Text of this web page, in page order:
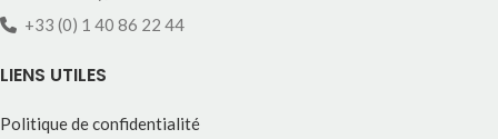
+33 (0) 1 40 86 22 44
LIENS UTILES
Politique de confidentialité